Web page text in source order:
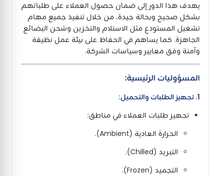
يهدف هذا الدور إلى ضمان حصول العملاء على طلباتهم
بشكل صحيح وبحالة جيدة، من خلال تنفيذ جميع مهام
تشغيل المستودع مثل الاستلام والتخزين وشحن البضائع
الجاهزة. كما يساهم في الحفاظ على بيئة عمل نظيفة
وآمنة وفق معايير وسياسات الشركة.
المسؤوليات الرئيسية:
1. تجهيز الطلبات والتحميل:
تجهيز طلبات العملاء في مناطق:
الحرارة العادية (Ambient).
التبريد (Chilled).
التجميد (Frozen).